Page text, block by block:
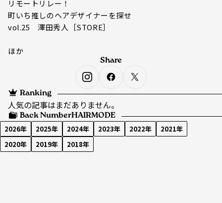
リモートリレー！
町いち推しのヘアデザイナーを探せ
vol.25 澤田秀人［STORE］
ほか
Ranking
人気の記事はまだありません。
Back NumberHAIRMODE
2026年 2025年 2024年 2023年 2022年
2021年
2020年
2019年 2018年
Share